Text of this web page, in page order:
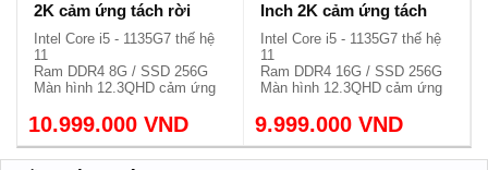
2K cảm ứng tách rời
Intel Core i5 - 1135G7 thế hệ
11
Ram DDR4 8G / SSD 256G
Màn hình 12.3QHD cảm ứng
10.999.000 VND
Inch 2K cảm ứng tách
rời phím
Intel Core i5 - 1135G7 thế hệ
11
Ram DDR4 16G / SSD 256G
Màn hình 12.3QHD cảm ứng
9.999.000 VND